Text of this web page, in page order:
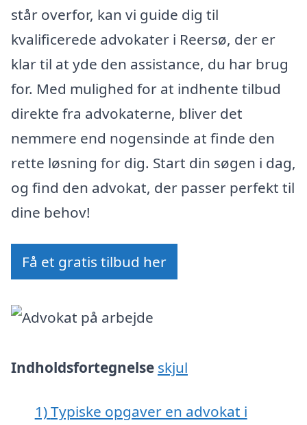
står overfor, kan vi guide dig til
kvalificerede advokater i Reersø, der er
klar til at yde den assistance, du har brug
for. Med mulighed for at indhente tilbud
direkte fra advokaterne, bliver det
nemmere end nogensinde at finde den
rette løsning for dig. Start din søgen i dag,
og find den advokat, der passer perfekt til
dine behov!
Få et gratis tilbud her
Indholdsfortegnelse skjul
1)Typiske opgaver en advokat i